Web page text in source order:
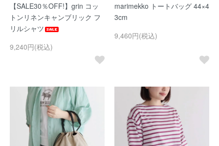
【SALE30％OFF!】grin コッ
トンリネンキャンブリック フ
リルシャツ
9,240円(税込)
marimekko トートバッグ 44×4
3cm
9,460円(税込)